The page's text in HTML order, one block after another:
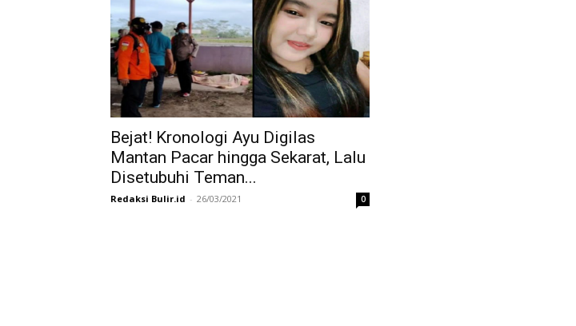
Bejat! Kronologi Ayu Digilas
Mantan Pacar hingga Sekarat, Lalu
Disetubuhi Teman...
Redaksi Bulir.id - 26/03/2021 0